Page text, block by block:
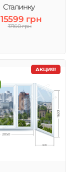
Сталинку
15599 грн
17160 грн
АКЦИЯ!